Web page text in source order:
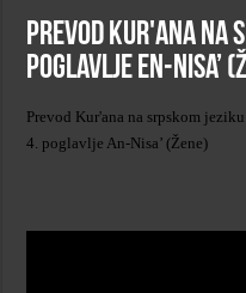
Prevod Kur'ana na
poglavlje Еn-Nisa’
Prevod Kur'ana na srpskom
4. poglavlje An-Nisa’ (Žene)